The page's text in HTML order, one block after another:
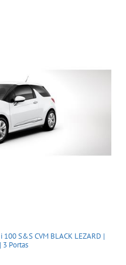
S&S CVM BLACK LEZARD |
3 Portas